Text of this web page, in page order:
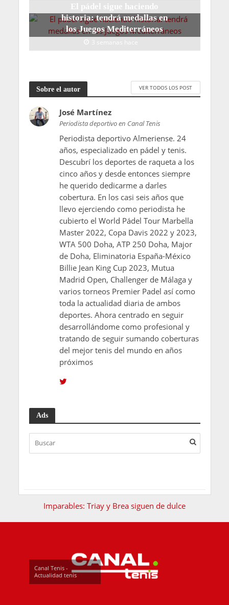
El pádel sigue haciendo
historia: tendrá medallas en
los Juegos Mediterráneos
3 semanas hace
Sobre el autor VER TODOS LOS POST
José Martínez
Periodista deportivo en Canal Tenis
Periodista deportivo Almeriense. 24
años, especializado en pádel y tenis.
Descubrí los deportes de raqueta a los
cinco años y desde entonces siempre
he querido dedicarme a darles
cobertura. En los casi seis años que
llevo ejerciendo como periodista he
cubierto el World Pádel Tour Marbella
Master 2022, Copa Davis 2022 y 2023,
WTA 500 Doha, ATP 250 Doha, Major
de Doha, Eliminatoria España-México
Billie Jean King Cup 2023, Mutua
Madrid Open, Challenger de Málaga y
varios torneos Premier Padel así como
toda la actualidad diaria de ambos
deportes. Ahora centrado en seguir
desarrollándome como profesional y
tratando de seguir sumando coberturas
del mejor tenis del mundo en años
próximos
Ads
Imparables: Triay y Brea siguen de dulce
Canal Tenis -
Actualidad tenis